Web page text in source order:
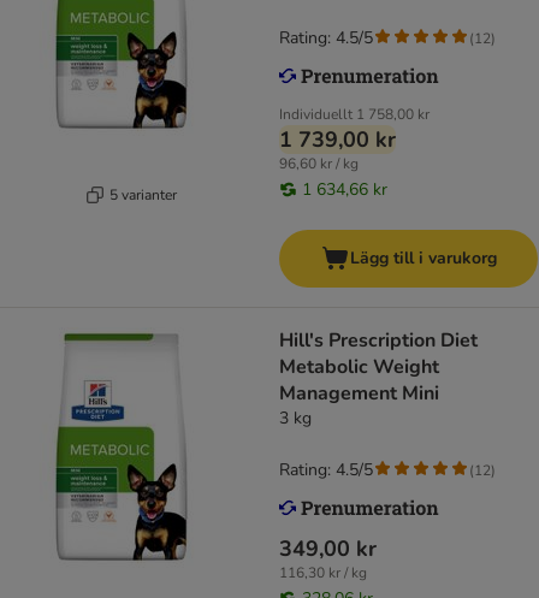
5 varianter
Individuellt 1 758,00 kr
1 739,00 kr
96,60 kr / kg
1 634,66 kr
Rating: 4.5/5 (12)
Lägg till i varukorg
Hill's Prescription Diet
Metabolic Weight
Management Mini
3 kg
349,00 kr
116,30 kr / kg
Rating: 4.5/5 (12)